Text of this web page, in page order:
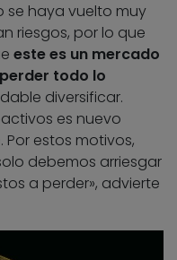
se haya vuelto muy
riesgos, por lo que
este es un mercado
todo lo
diversificar.
es nuevo
estos motivos,
debemos arriesgar
a perder», advierte